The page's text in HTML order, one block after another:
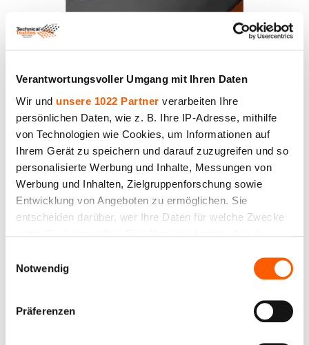
Verantwortungsvoller Umgang mit Ihren Daten
Wir und unsere 1022 Partner verarbeiten Ihre
persönlichen Daten, wie z. B. Ihre IP-Adresse, mithilfe
von Technologien wie Cookies, um Informationen auf
Ihrem Gerät zu speichern und darauf zuzugreifen und so
personalisierte Werbung und Inhalte, Messungen von
Werbung und Inhalten, Zielgruppenforschung sowie
Entwicklung von Angeboten zu ermöglichen. Sie
entscheiden darüber, wer Ihre Daten für welche Zwecke
Trigger Symbol ändern oder widerrufen
Informationen über Ihre geografische Lage
Notwendig
Präferenzen
Schattiergewebe (60%), Breite 300 cm, Dichte 60
g/m². Preis inkl. MwSt.per Rolle (100 laufenden
Meter)
Preis bis 240.90€ *